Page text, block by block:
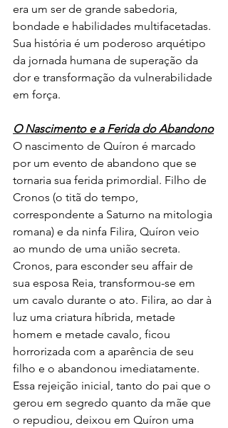
era um ser de grande sabedoria,
bondade e habilidades multifacetadas.
Sua história é um poderoso arquétipo
da jornada humana de superação da
dor e transformação da vulnerabilidade
em força.
O Nascimento e a Ferida do Abandono
O nascimento de Quíron é marcado
por um evento de abandono que se
tornaria sua ferida primordial. Filho de
Cronos (o titã do tempo,
correspondente a Saturno na mitologia
romana) e da ninfa Filira, Quíron veio
ao mundo de uma união secreta.
Cronos, para esconder seu affair de
sua esposa Reia, transformou-se em
um cavalo durante o ato. Filira, ao dar à
luz uma criatura híbrida, metade
homem e metade cavalo, ficou
horrorizada com a aparência de seu
filho e o abandonou imediatamente.
Essa rejeição inicial, tanto do pai que o
gerou em segredo quanto da mãe que
o repudiou, deixou em Quíron uma